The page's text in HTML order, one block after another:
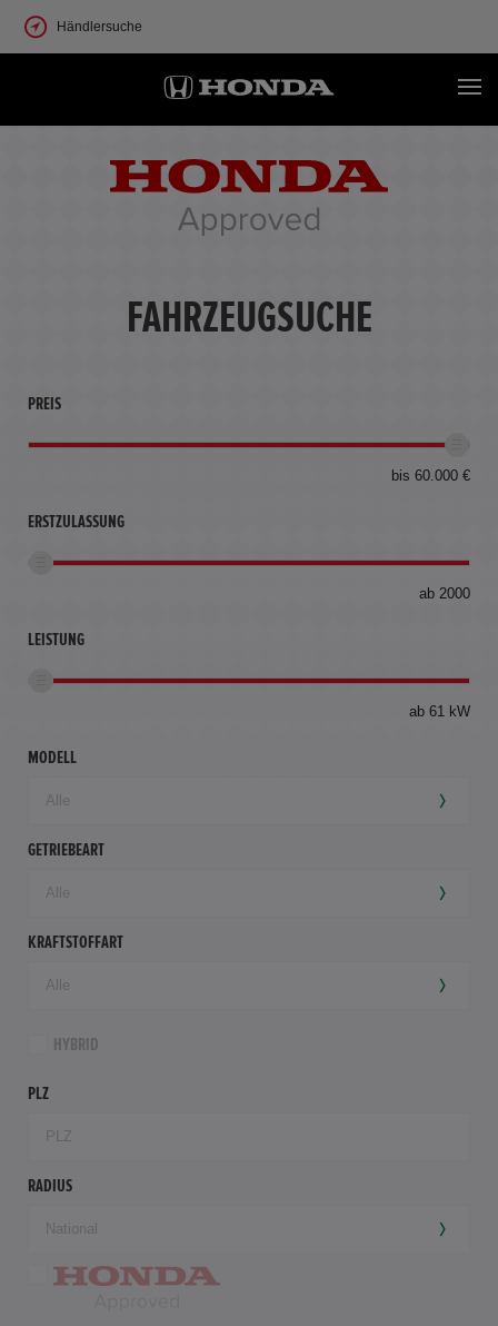
Händlersuche
FAHRZEUGSUCHE
PREIS
bis 60.000 €
ERSTZULASSUNG
ab 2000
LEISTUNG
ab 61 kW
MODELL
GETRIEBEART
KRAFTSTOFFART
HYBRID
PLZ
RADIUS